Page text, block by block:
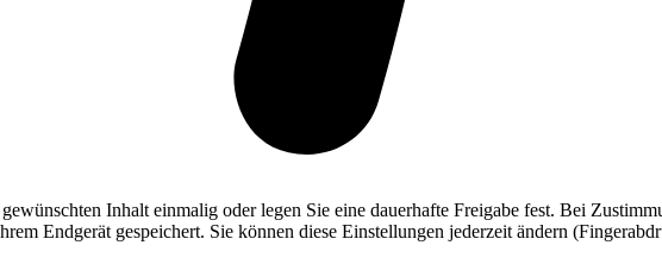
Inhalt einmalig oder legen Sie eine dauerhafte Freigabe fest. Bei
Endgerät gespeichert. Sie können diese Einstellungen jederzeit ändern